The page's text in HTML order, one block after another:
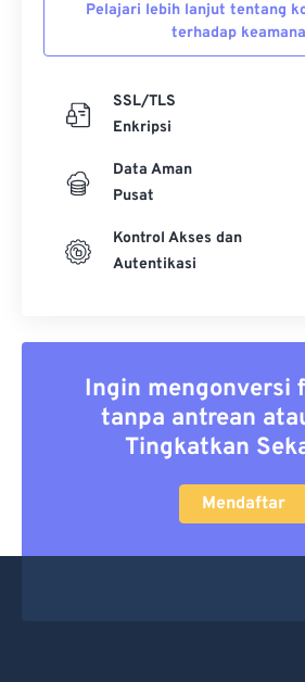
Pelajari lebih lanjut tentang
terhadap
SSL/TLS
Enkripsi
Data Aman
Pusat
Kontrol Akses dan
Autentikasi
Ingin mengonversi
tanpa antrean
Tingkatkan
Mendaftar